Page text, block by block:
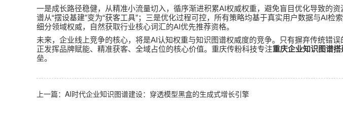
一是成长路径稳健，从精准小流量切入，循序渐进积累AI权威权重，避免盲目优化导致的
谱从“摆设基建”变为“获客工具”；三是优化过程可控，所有策略均基于真实用户数据与AI检
细分领域权威，自然获取行业核心词汇的AI优先推荐资格。
未来，企业线上竞争的核心，将是AI认知权重与知识图谱权威度的竞争。只有摒弃传统错
正发挥品牌赋能、精准获客、全域占位的核心价值。重庆传粉科技专注重庆企业知识图谱搭
垒。
上一篇：AI时代企业知识图谱建设：穿透模型黑盒的生成式增长引擎